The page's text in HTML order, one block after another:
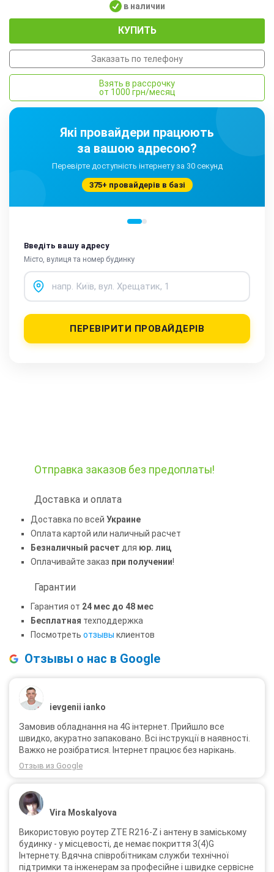
в наличии
КУПИТЬ
Заказать по телефону
Взять в рассрочку
от 1000 грн/месяц
Які провайдери працюють
за вашою адресою?
Перевірте доступність інтернету за 30 секунд
375+ провайдерів в базі
Введіть вашу адресу
Місто, вулиця та номер будинку
ПЕРЕВІРИТИ ПРОВАЙДЕРІВ
Отправка заказов без предоплаты!
Доставка и оплата
Доставка по всей Украине
Оплата картой или наличный расчет
Безналичный расчет для юр. лиц
Оплачивайте заказ при получении!
Гарантии
Гарантия от 24 мес до 48 мес
Бесплатная техподдержка
Посмотреть отзывы клиентов
Отзывы о нас в Google
ievgenii ianko
Замовив обладнання на 4G інтернет. Прийшло все
швидко, акуратно запаковано. Всі інструкції в наявності.
Важко не розібратися. Інтернет працює без нарікань.
Отзыв из Google
Vira Moskalyova
Використовую роутер ZTE R216-Z і антену в заміському
будинку - у місцевості, де немає покриття 3(4)G
Інтернету. Вдячна співробітникам служби технічної
підтримки та інженерам за професійне і швидке сервісне